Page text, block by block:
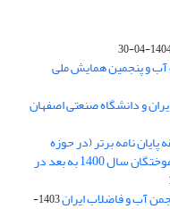
1404-
و پنجمین همایش ملی
و دانشگاه صنعتی اصفهان
نامه برتر (در حوزه
علوم و مهندسی آب و فاضلاب) ویژه دانش آموختگان سال 1400 به بعد در
آب و فاضلاب ایران
1403-